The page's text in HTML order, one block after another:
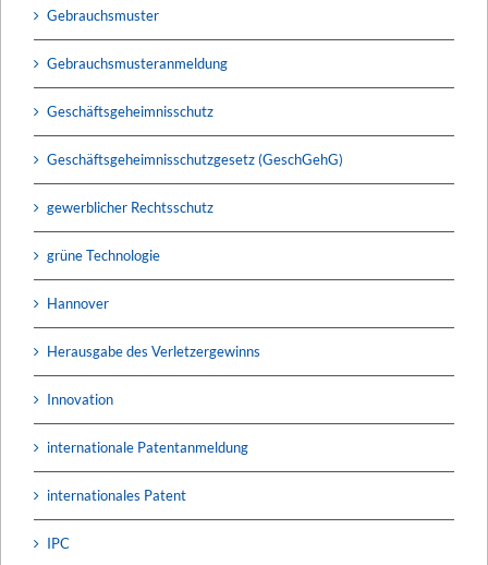
Gebrauchsmuster
Gebrauchsmusteranmeldung
Geschäftsgeheimnisschutz
Geschäftsgeheimnisschutzgesetz (GeschGehG)
gewerblicher Rechtsschutz
grüne Technologie
Hannover
Herausgabe des Verletzergewinns
Innovation
internationale Patentanmeldung
internationales Patent
IPC